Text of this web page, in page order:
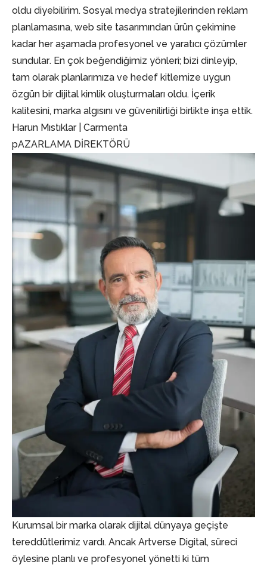
oldu diyebilirim. Sosyal medya stratejilerinden reklam
planlamasına, web site tasarımından ürün çekimine
kadar her aşamada profesyonel ve yaratıcı çözümler
sundular. En çok beğendiğimiz yönleri; bizi dinleyip,
tam olarak planlarımıza ve hedef kitlemize uygun
özgün bir dijital kimlik oluşturmaları oldu. İçerik
kalitesini, marka algısını ve güvenilirliği birlikte inşa ettik.
Harun Mıstıklar | Carmenta
pAZARLAMA DİREKTÖRÜ
Kurumsal bir marka olarak dijital dünyaya geçişte
tereddütlerimiz vardı. Ancak Artverse Digital, süreci
öylesine planlı ve profesyonel yönetti ki tüm